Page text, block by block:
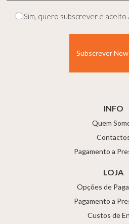
Sim, quero subscrever e aceito
INFO
Quem
Pagamento a
LOJA
Opções de
Pagamento a
Custos de